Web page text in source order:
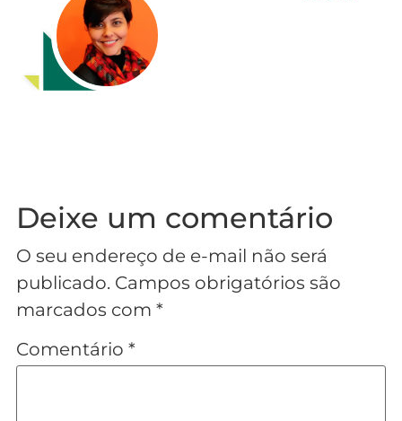
Deixe um comentário
O seu endereço de e-mail não será
publicado. Campos obrigatórios são
marcados com *
Comentário *